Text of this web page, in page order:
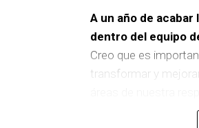
A un año de
dentro del equipo
Creo que es
transformar y
del equipo de